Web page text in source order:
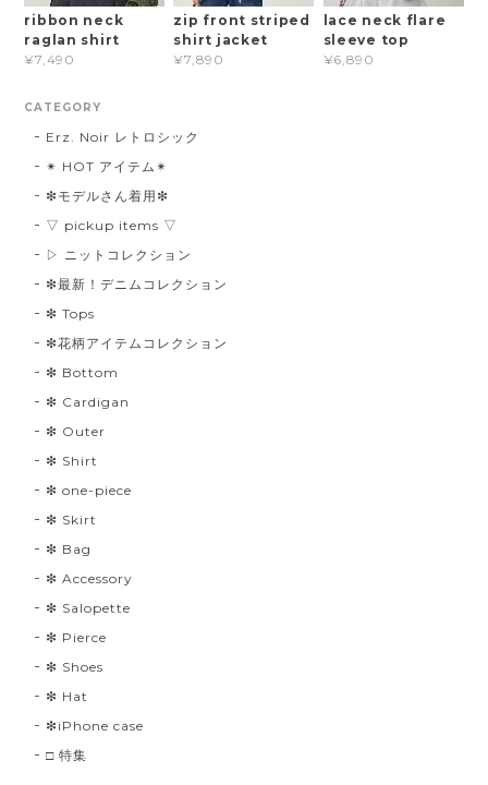
ribbon neck
raglan shirt
¥7,490
zip front striped
shirt jacket
¥7,890
lace neck flare
sleeve top
¥6,890
CATEGORY
Erz. Noir レトロシック
✴︎ HOT アイテム✴︎
❇︎モデルさん着用❇︎
▽ pickup items ▽
▷ ニットコレクション
❇︎最新！デニムコレクション
❇︎ Tops
❇︎花柄アイテムコレクション
❇︎ Bottom
❇︎ Cardigan
❇︎ Outer
❇︎ Shirt
❇︎ one-piece
❇︎ Skirt
❇︎ Bag
❇︎ Accessory
❇︎ Salopette
❇︎ Pierce
❇︎ Shoes
❇︎ Hat
❇︎iPhone case
□ 特集